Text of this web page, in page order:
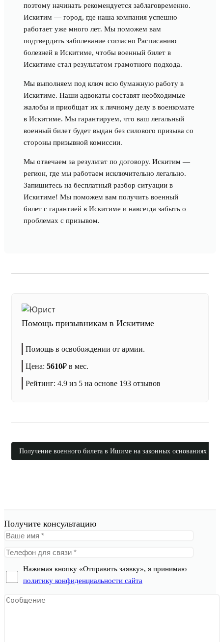
поэтому начинать рекомендуется заблаговременно.
Искитим — город, где наша компания успешно
работает уже много лет. Мы поможем вам
подтвердить заболевание согласно Расписанию
болезней в Искитиме, чтобы военный билет в
Искитиме стал результатом грамотного подхода.
Мы выполняем под ключ всю бумажную работу в
Искитиме. Наши адвокаты составят необходимые
жалобы и приобщат их к личному делу в военкомате
в Искитиме. Мы гарантируем, что ваш легальный
военный билет будет выдан без силового призыва со
стороны призывной комиссии.
Мы отвечаем за результат по договору. Искитим —
регион, где мы работаем исключительно легально.
Запишитесь на бесплатный разбор ситуации в
Искитиме! Мы поможем вам получить военный
билет с гарантией в Искитиме и навсегда забыть о
проблемах с призывом.
Помощь призывникам в Искитиме
Помощь в освобождении от армии.
Цена: 5610₽ в мес.
Рейтинг: 4.9 из 5 на основе 193 отзывов
Получение военного билета в Ишиме на законных основаниях
Получите консультацию
Нажимая кнопку «Отправить заявку», я принимаю
политику конфиденциальности сайта